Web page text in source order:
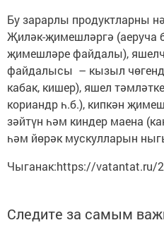
Бу зарарлы продуктларны
Җиләк-җимешләргә (аеруча
җимешләре файдалы),
файдалысы – кызыл
кабак, кишер), яшел
кориандр һ.б.), кипкән
зәйтүн һәм киндер маена
һәм йөрәк мускулларын
Чыганак:https://vatantat.ru/
Следите за самым